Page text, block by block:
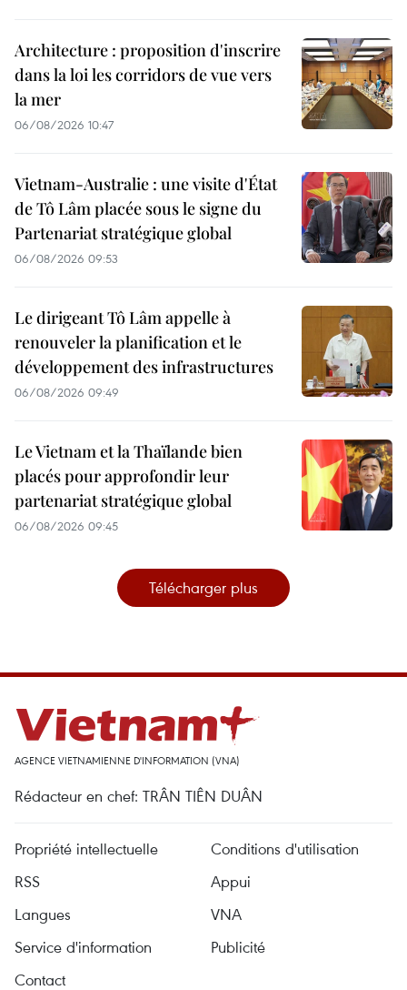
Architecture : proposition d'inscrire
dans la loi les corridors de vue vers
la mer
06/08/2026 10:47
Vietnam-Australie : une visite d'État
de Tô Lâm placée sous le signe du
Partenariat stratégique global
06/08/2026 09:53
Le dirigeant Tô Lâm appelle à
renouveler la planification et le
développement des infrastructures
06/08/2026 09:49
Le Vietnam et la Thaïlande bien
placés pour approfondir leur
partenariat stratégique global
06/08/2026 09:45
Télécharger plus
AGENCE VIETNAMIENNE D'INFORMATION (VNA)
Rédacteur en chef: TRÂN TIÊN DUÂN
Propriété intellectuelle
Conditions d'utilisation
RSS
Appui
Langues
VNA
Service d'information
Publicité
Contact